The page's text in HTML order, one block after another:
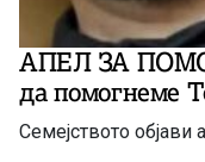
АПЕЛ ЗА
да помогнеме
Семејството објави